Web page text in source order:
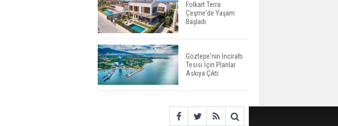
İkinci El Konut Fiyatları
İspanya'da Bir Yılda
Yüzde 16,2 Arttı
Konut Satışları Güçlü
Seyrini Korudu Yabancıya
Satış Geriledi
Folkart Terra
Çeşme'de Yaşam
Başladı
Göztepe'nin İnciraltı
Tesisi İçin Planlar
Askıya Çıktı